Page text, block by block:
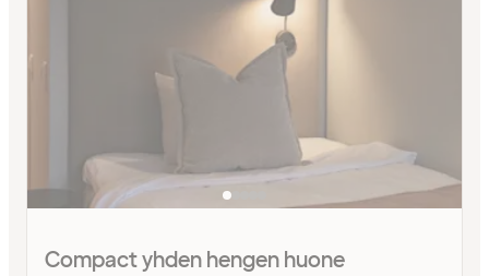
Compact yhden hengen huone